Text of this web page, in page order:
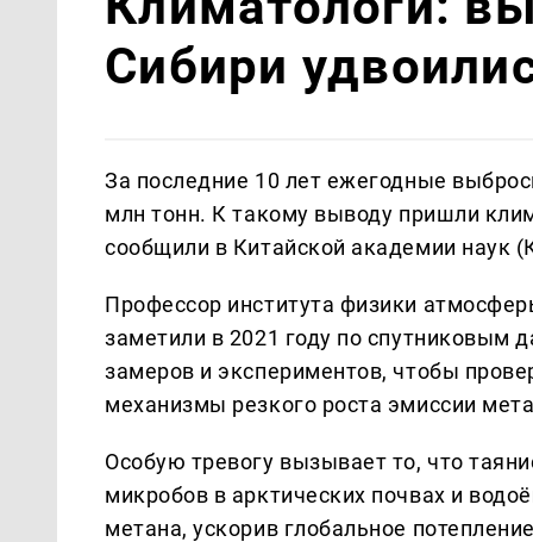
Сибири
За последние 10 лет ежегодные
млн тонн. К такому выводу пришли
сообщили в Китайской академии наук
Профессор института физики
заметили в 2021 году по спутниковым
замеров и экспериментов, чтобы
механизмы резкого роста эмиссии
Особую тревогу вызывает то, что
микробов в арктических почвах и
метана, ускорив глобальное